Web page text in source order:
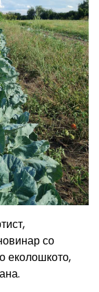
со
еколошкото,